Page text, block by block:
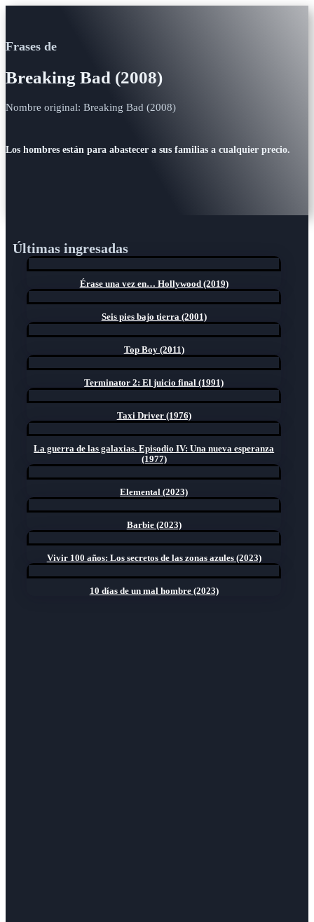
Frases de
Breaking Bad (2008)
Nombre original: Breaking Bad (2008)
Los hombres están para abastecer a sus familias a cualquier precio.
Últimas ingresadas
Érase una vez en… Hollywood (2019)
Seis pies bajo tierra (2001)
Top Boy (2011)
Terminator 2: El juicio final (1991)
Taxi Driver (1976)
La guerra de las galaxias. Episodio IV: Una nueva esperanza
(1977)
Elemental (2023)
Barbie (2023)
Vivir 100 años: Los secretos de las zonas azules (2023)
10 días de un mal hombre (2023)